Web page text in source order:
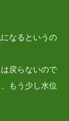
なるというの
戻らないので
もう少し水位